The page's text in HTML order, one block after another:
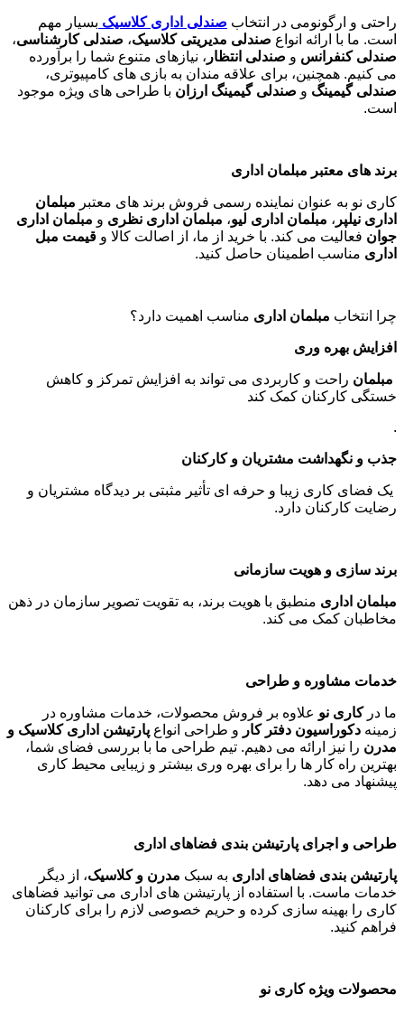
راحتی و ارگونومی در انتخاب صندلی اداری کلاسیک بسیار مهم
است. ما با ارائه انواع صندلی مدیریتی کلاسیک، صندلی کارشناسی،
صندلی کنفرانس و صندلی انتظار ، نیازهای متنوع شما را برآورده
می کنیم. همچنین، برای علاقه مندان به بازی های کامپیوتری،
صندلی گیمینگ و صندلی گیمینگ ارزان با طراحی های ویژه موجود
است.
برند های معتبر مبلمان اداری
کاری نو به عنوان نماینده رسمی فروش برند های معتبر مبلمان
اداری نیلپر ، مبلمان اداری لیو، مبلمان اداری نظری و مبلمان اداری
جوان فعالیت می کند. با خرید از ما، از اصالت کالا و قیمت مبل
اداری مناسب اطمینان حاصل کنید.
چرا انتخاب مبلمان اداری مناسب اهمیت دارد؟
افزایش بهره وری
مبلمان راحت و کاربردی می تواند به افزایش تمرکز و کاهش
خستگی کارکنان کمک کند
.
جذب و نگهداشت مشتریان و کارکنان
یک فضای کاری زیبا و حرفه ای تأثیر مثبتی بر دیدگاه مشتریان و
رضایت کارکنان دارد.
برند سازی و هویت سازمانی
مبلمان اداری منطبق با هویت برند، به تقویت تصویر سازمان در ذهن
مخاطبان کمک می کند.
خدمات مشاوره و طراحی
ما درکاری نو علاوه بر فروش محصولات، خدمات مشاوره در
زمینه دکوراسیون دفتر کار و طراحی انواع پارتیشن اداری کلاسیک و
مدرن را نیز ارائه می دهیم. تیم طراحی ما با بررسی فضای شما،
بهترین راه کار ها را برای بهره وری بیشتر و زیبایی محیط کاری
پیشنهاد می دهد.
طراحی و اجرای پارتیشن بندی فضاهای اداری
پارتیشن بندی فضاهای اداری به سبک مدرن و کلاسیک، از دیگر
خدمات ماست. با استفاده از پارتیشن های اداری می توانید فضاهای
کاری را بهینه سازی کرده و حریم خصوصی لازم را برای کارکنان
فراهم کنید.
محصولات ویژه کاری نو